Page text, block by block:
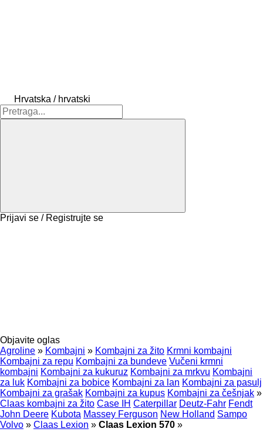
Hrvatska / hrvatski
Prijavi se / Registrujte se
Objavite oglas
Agroline » Kombajni » Kombajni za žito Krmni kombajni
Kombajni za repu Kombajni za bundeve Vučeni krmni
kombajni Kombajni za kukuruz Kombajni za mrkvu Kombajni
za luk Kombajni za bobice Kombajni za lan Kombajni za pasulj
Kombajni za grašak Kombajni za kupus Kombajni za češnjak »
Claas kombajni za žito Case IH Caterpillar Deutz-Fahr Fendt
John Deere Kubota Massey Ferguson New Holland Sampo
Volvo » Claas Lexion » Claas Lexion 570 »